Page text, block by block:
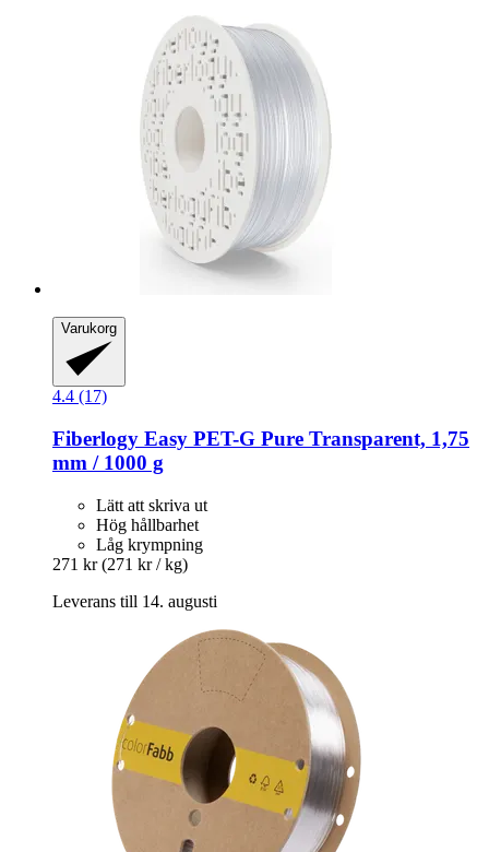
Varukorg
4.4 (17)
Fiberlogy Easy PET-​G Pure Transparent, 1,75
mm / 1000 g
Lätt att skriva ut
Hög hållbarhet
Låg krympning
271 kr (271 kr / kg)
Leverans till 14. augusti